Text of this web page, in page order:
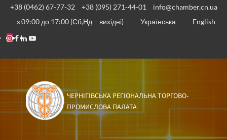
+38 (0462) 67-77-32 +38 (095) 271-44-01
info@chamber.cn.ua
з 09:00 до 17:00 (Сб,Нд – вихідні)
Українська English
ЧЕРНІГІВСЬКА РЕГІОНАЛЬНА ТОРГОВО-
ПРОМИСЛОВА ПАЛАТА